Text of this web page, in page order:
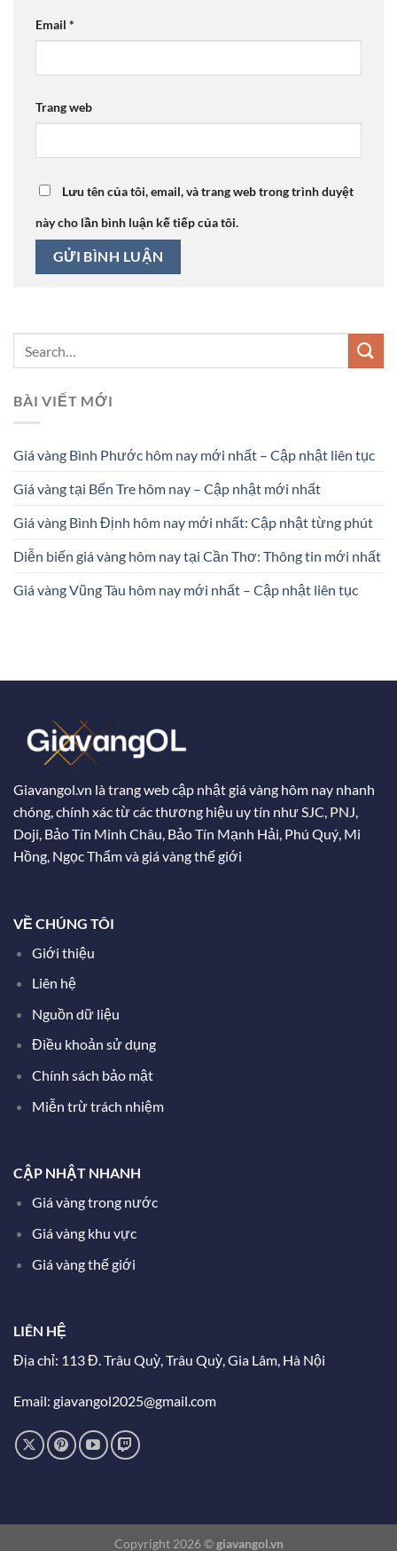
Email *
Trang web
Lưu tên của tôi, email, và trang web trong trình duyệt
này cho lần bình luận kế tiếp của tôi.
BÀI VIẾT MỚI
Giá vàng Bình Phước hôm nay mới nhất – Cập nhật liên tục
Giá vàng tại Bến Tre hôm nay – Cập nhật mới nhất
Giá vàng Bình Định hôm nay mới nhất: Cập nhật từng phút
Diễn biến giá vàng hôm nay tại Cần Thơ: Thông tin mới nhất
Giá vàng Vũng Tàu hôm nay mới nhất – Cập nhật liên tục
Giavangol.vn là trang web cập nhật giá vàng hôm nay nhanh
chóng, chính xác từ các thương hiệu uy tín như SJC, PNJ,
Doji, Bảo Tín Minh Châu, Bảo Tín Mạnh Hải, Phú Quý, Mi
Hồng, Ngọc Thẩm và giá vàng thế giới
VỀ CHÚNG TÔI
Giới thiệu
Liên hệ
Nguồn dữ liệu
Điều khoản sử dụng
Chính sách bảo mật
Miễn trừ trách nhiệm
CẬP NHẬT NHANH
Giá vàng trong nước
Giá vàng khu vực
Giá vàng thế giới
LIÊN HỆ
Địa chỉ: 113 Đ. Trâu Quỳ, Trâu Quỳ, Gia Lâm, Hà Nội
Email: giavangol2025@gmail.com
Copyright 2026 ©giavangol.vn